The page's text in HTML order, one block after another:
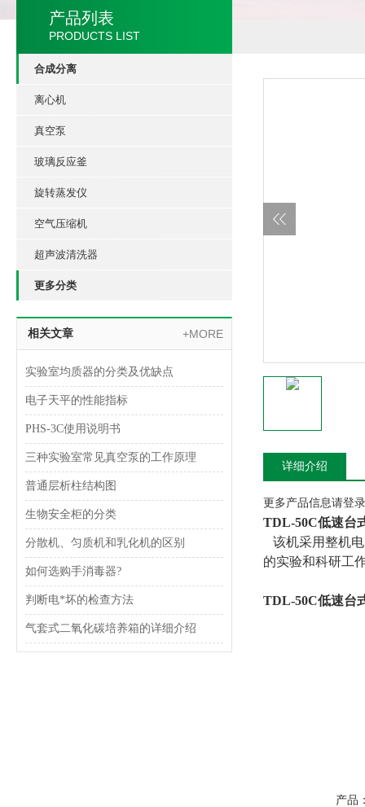
产品列表
PRODUCTS LIST
合成分离
离心机
真空泵
玻璃反应釜
旋转蒸发仪
空气压缩机
超声波清洗器
更多分类
相关文章 +MORE
实验室均质器的分类及优缺点
电子天平的性能指标
PHS-3C使用说明书
三种实验室常见真空泵的工作原理
普通层析柱结构图
生物安全柜的分类
分散机、匀质机和乳化机的区别
如何选购手消毒器?
判断电*坏的检查方法
气套式二氧化碳培养箱的详细介绍
详细介绍
更多产品信息请登
TDL-50C低速台
该机采用整机
的实验和科研工
TDL-50C低速台
产品